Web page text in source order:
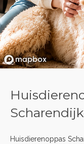
Huisdierenoppas